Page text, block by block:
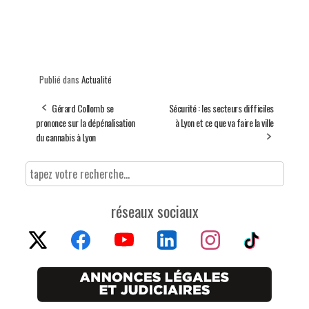
Publié dans Actualité
Gérard Collomb se
prononce sur la dépénalisation
du cannabis à Lyon
Sécurité : les secteurs difficiles
à Lyon et ce que va faire la ville
réseaux sociaux